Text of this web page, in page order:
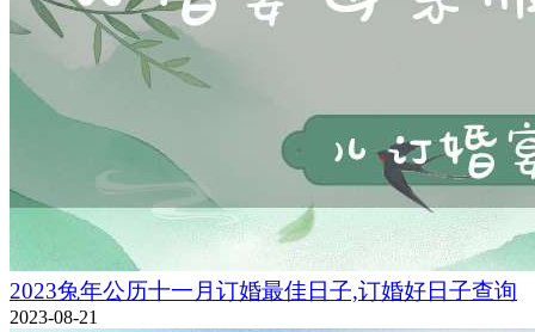
2023兔年公历十一月订婚最佳日子,订婚好日子查询
2023-08-21